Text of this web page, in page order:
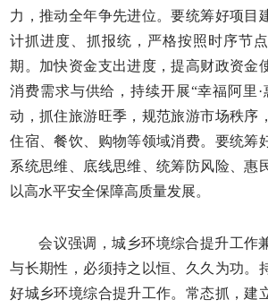
力，推动全年争先进位。要统筹好项目
计抓进度、抓报统，严格按照时序节
期。加快资金支出进度，提高财政资金
消费需求与供给，持续开展“幸福阿里
动，抓住旅游旺季，规范旅游市场秩序
住宿、餐饮、购物等领域消费。要统筹
系统思维、底线思维、统筹防风险、惠
以高水平安全保障高质量发展。
会议强调，城乡环境综合提升工作
与长期性，必须持之以恒、久久为功。
好城乡环境综合提升工作。常态抓，建